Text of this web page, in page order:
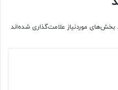
بخش‌های موردنیاز علامت‌گذاری شده‌اند